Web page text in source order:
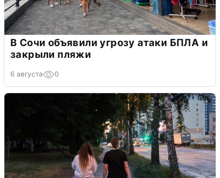
В Сочи объявили угрозу атаки БПЛА и
закрыли пляжи
6 августа 0